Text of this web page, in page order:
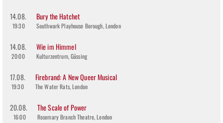
14.08.
19:30
Bury the Hatchet
Southwark Playhouse Borough, London
14.08.
20:00
Wie im Himmel
Kulturzentrum, Güssing
17.08.
19:30
Firebrand: A New Queer Musical
The Water Rats, London
20.08.
16:00
The Scale of Power
Rosemary Branch Theatre, London